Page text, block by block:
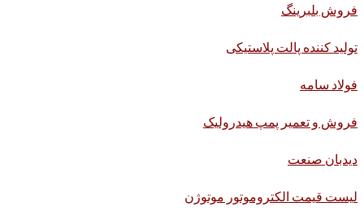
فروش بلبرینگ
تولید کننده پالت پلاستیکی
فولاد سامه
فروش و تعمیر پمپ هیدرولیک
دیدبان صنعت
لیست قیمت الکتروموتور موتوژن